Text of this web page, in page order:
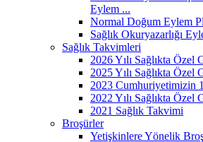
Eylem ...
Normal Doğum Eylem
Sağlık Okuryazarlığı
Sağlık Takvimleri
2026 Yılı Sağlıkta Özel
2025 Yılı Sağlıkta Özel
2023 Cumhuriyetimizin
2022 Yılı Sağlıkta Özel
2021 Sağlık Takvimi
Broşürler
Yetişkinlere Yönelik